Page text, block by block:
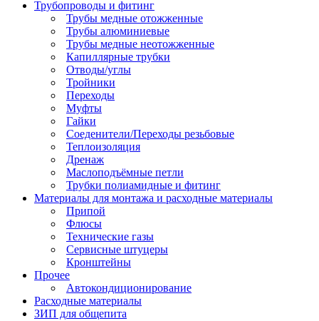
Трубопроводы и фитинг
Трубы медные отожженные
Трубы алюминиевые
Трубы медные неотожженные
Капиллярные трубки
Отводы/углы
Тройники
Переходы
Муфты
Гайки
Соеденители/Переходы резьбовые
Теплоизоляция
Дренаж
Маслоподъёмные петли
Трубки полиамидные и фитинг
Материалы для монтажа и расходные материалы
Припой
Флюсы
Технические газы
Сервисные штуцеры
Кронштейны
Прочее
Автокондиционирование
Расходные материалы
ЗИП для общепита